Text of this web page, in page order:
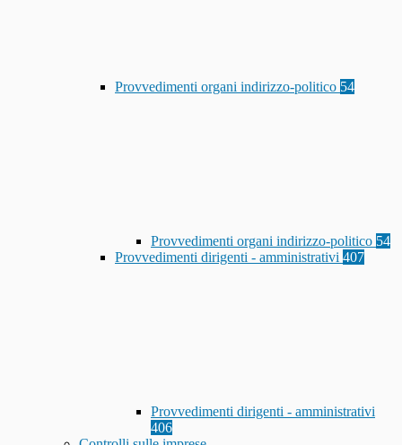
Provvedimenti organi indirizzo-politico 54
Provvedimenti organi indirizzo-politico 54
Provvedimenti dirigenti - amministrativi 407
Provvedimenti dirigenti - amministrativi
406